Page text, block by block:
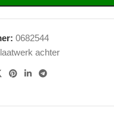
0682544
achter